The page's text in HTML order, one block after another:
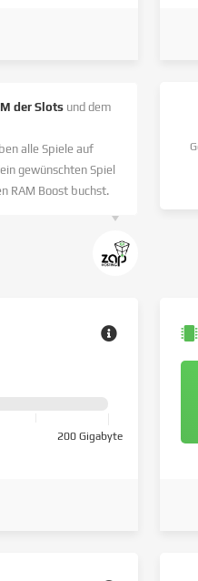
der Slots und dem
alle Spiele auf
gewünschten Spiel
RAM Boost buchst.
200 Gigabyte